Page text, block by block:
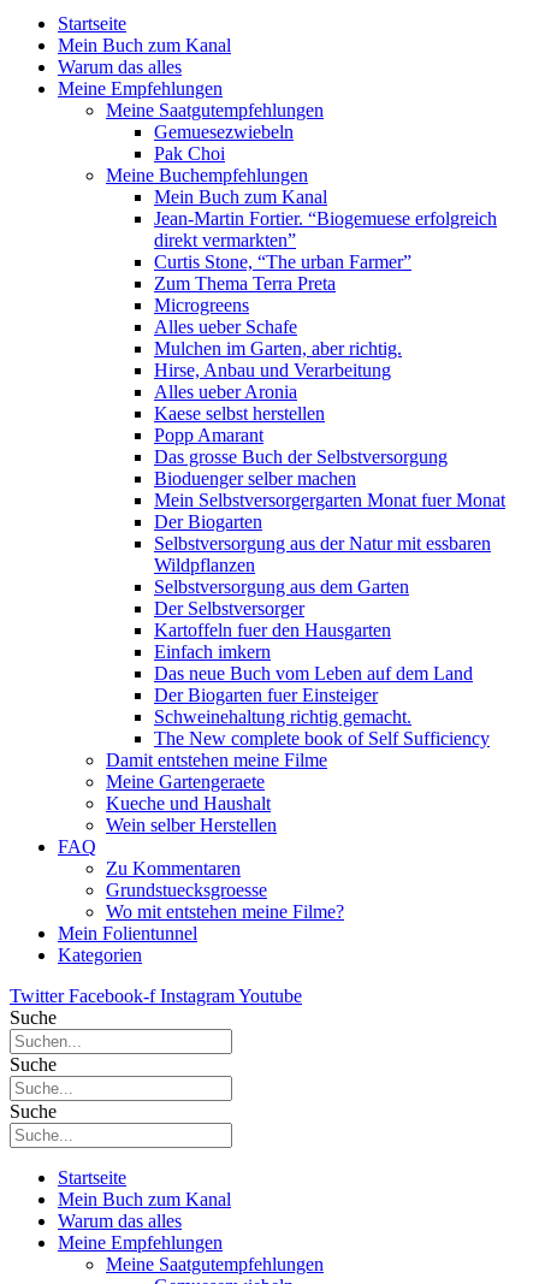
Startseite
Mein Buch zum Kanal
Warum das alles
Meine Empfehlungen
Meine Saatgutempfehlungen
Gemuesezwiebeln
Pak Choi
Meine Buchempfehlungen
Mein Buch zum Kanal
Jean-Martin Fortier. “Biogemuese erfolgreich
direkt vermarkten”
Curtis Stone, “The urban Farmer”
Zum Thema Terra Preta
Microgreens
Alles ueber Schafe
Mulchen im Garten, aber richtig.
Hirse, Anbau und Verarbeitung
Alles ueber Aronia
Kaese selbst herstellen
Popp Amarant
Das grosse Buch der Selbstversorgung
Bioduenger selber machen
Mein Selbstversorgergarten Monat fuer Monat
Der Biogarten
Selbstversorgung aus der Natur mit essbaren
Wildpflanzen
Selbstversorgung aus dem Garten
Der Selbstversorger
Kartoffeln fuer den Hausgarten
Einfach imkern
Das neue Buch vom Leben auf dem Land
Der Biogarten fuer Einsteiger
Schweinehaltung richtig gemacht.
The New complete book of Self Sufficiency
Damit entstehen meine Filme
Meine Gartengeraete
Kueche und Haushalt
Wein selber Herstellen
FAQ
Zu Kommentaren
Grundstuecksgroesse
Wo mit entstehen meine Filme?
Mein Folientunnel
Kategorien
Twitter Facebook-f InstagramYoutube
Suche
Suche
Suche
Startseite
Mein Buch zum Kanal
Warum das alles
Meine Empfehlungen
Meine Saatgutempfehlungen